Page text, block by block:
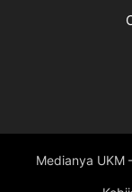
Medianya UKM